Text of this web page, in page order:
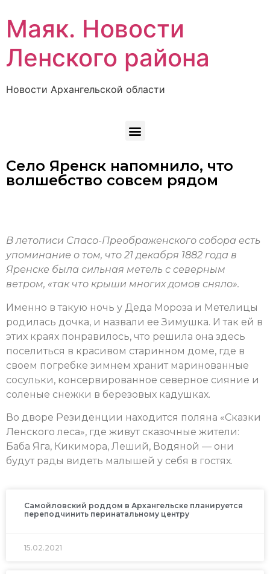
Маяк. Новости
Ленского района
Новости Архангельской области
Село Яренск напомнило, что
волшебство совсем рядом
В летописи Спасо-Преображенского собора есть
упоминание о том, что 21 декабря 1882 года в
Яренске была сильная метель с северным
ветром, «так что крыши многих домов сняло».
Именно в такую ночь у Деда Мороза и Метелицы
родилась дочка, и назвали ее Зимушка. И так ей в
этих краях понравилось, что решила она здесь
поселиться в красивом старинном доме, где в
своем погребке зимнем хранит маринованные
сосульки, консервированное северное сияние и
соленые снежки в березовых кадушках.
Во дворе Резиденции находится поляна «Сказки
Ленского леса», где живут сказочные жители:
Баба Яга, Кикимора, Леший, Водяной — они
будут рады видеть малышей у себя в гостях.
Самойловский роддом в Архангельске планируется
переподчинить перинатальному центру
15.02.2021